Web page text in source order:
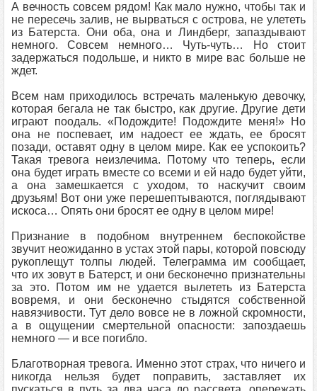
А вечность совсем рядом! Как мало нужно, чтобы так и
не пересечь залив, не вырваться с острова, не улететь
из Батерста. Они оба, она и Линдберг, запаздывают
немного. Совсем немного… Чуть-чуть… Но стоит
задержаться подольше, и никто в мире вас больше не
ждет.
Всем нам приходилось встречать маленькую девочку,
которая бегала не так быстро, как другие. Другие дети
играют поодаль. «Подождите! Подождите меня!» Но
она не поспевает, им надоест ее ждать, ее бросят
позади, оставят одну в целом мире. Как ее успокоить?
Такая тревога неизлечима. Потому что теперь, если
она будет играть вместе со всеми и ей надо будет уйти,
а она замешкается с уходом, то наскучит своим
друзьям! Вот они уже перешептываются, поглядывают
искоса… Опять они бросят ее одну в целом мире!
Признание в подобном внутреннем беспокойстве
звучит неожиданно в устах этой пары, которой повсюду
рукоплещут толпы людей. Телеграмма им сообщает,
что их зовут в Батерст, и они бесконечно признательны
за это. Потом им не удается вылететь из Батерста
вовремя, и они бесконечно стыдятся собственной
навязчивости. Тут дело вовсе не в ложной скромности,
а в ощущении смертельной опасности: запоздаешь
немного — и все погибло.
Благотворная тревога. Именно этот страх, что ничего и
никогда нельзя будет поправить, заставляет их